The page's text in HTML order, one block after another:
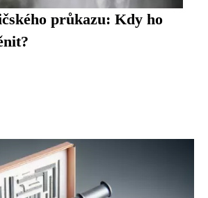
průkazu: Kdy ho